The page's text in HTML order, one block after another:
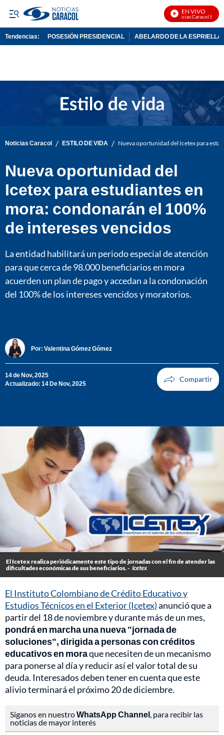
EN VIVO
Noticias Caracol En Vivo
Tendencias: POSESIÓN PRESIDENCIAL ABELARDO DE LA ESPRIELLA
Noticias Caracol / ESTILO DE VIDA / Nueva oportunidad del Icetex para
Nueva oportunidad del
Icetex para estudiantes en
mora: condonarán el 100%
de intereses vencidos
La entidad habilitará un periodo especial de atención
para que cerca de 98.000 beneficiarios en mora
acuerden un plan de pago y accedan a la condonación
del 100% de los intereses vencidos y moratorios.
Por: Valentina Gómez Gómez
14 de Nov, 2025
Actualizado: 14 De Nov, 2025
El Icetex realiza periódicamente este tipo de jornadas con el fin de atender las
dificultades económicas de sus beneficiarios. - Icetex
El Instituto Colombiano de Crédito Educativo y
Estudios Técnicos en el Exterior (Icetex)anunció que a
partir del 18 de noviembre y durante más de un mes,
pondrá en marcha una nueva "jornada de
soluciones", dirigida a personas con créditos
educativos en moraque necesiten de un mecanismo
para ponerse al día y reducir así el valor total de su
deuda. Interesados deben tener en cuenta que este
alivio terminará el próximo 20 de diciembre.
Síganos en nuestroWhatsApp Channel, para recibir las
noticias de mayor interés